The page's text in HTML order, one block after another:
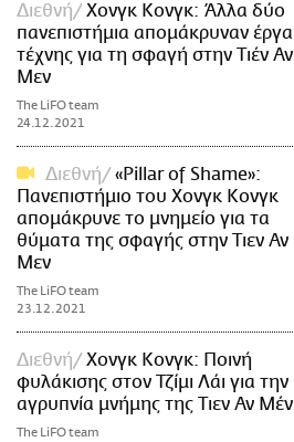
Διεθνή
Χονγκ Κονγκ: Άλλα δύο
πανεπιστήμια απομάκρυναν έργα
τέχνης για τη σφαγή στην Τιέν Αν
Μεν
The LiFO team
24.12.2021
Διεθνή
«Pillar of Shame»:
Πανεπιστήμιο του Χονγκ Κονγκ
απομάκρυνε το μνημείο για τα
θύματα της σφαγής στην Τιεν Αν
Μεν
The LiFO team
23.12.2021
Διεθνή
Χονγκ Κονγκ: Ποινή
φυλάκισης στον Τζίμι Λάι για την
αγρυπνία μνήμης της Τιεν Αν Μέν
The LiFO team